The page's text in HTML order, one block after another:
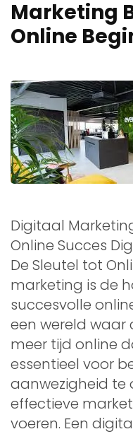
Marketing
Online
Digitaal
Online Succes
De Sleutel tot
marketing is de
succesvolle
een wereld waar
meer tijd online
essentieel voor
aanwezigheid te
effectieve
voeren. Een